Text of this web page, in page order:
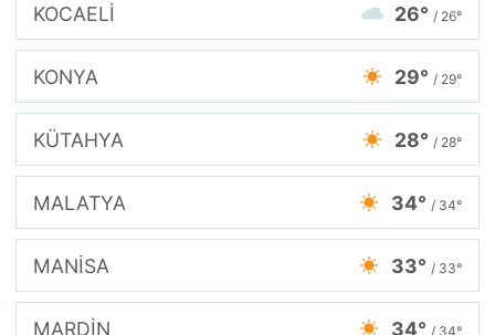
KOCAELİ 26° / 26°
KONYA 29° / 29°
KÜTAHYA 28° / 28°
MALATYA 34° / 34°
MANİSA 33° / 33°
MARDİN 34° / 34°